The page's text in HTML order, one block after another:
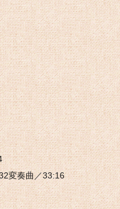
変奏曲／33:16